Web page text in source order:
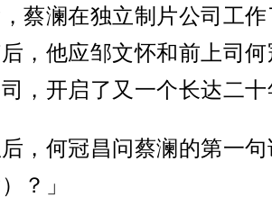
蔡澜在独立制片公司工
，他应邹文怀和前上司
，开启了又一个长达二
，何冠昌问蔡澜的第一
？」